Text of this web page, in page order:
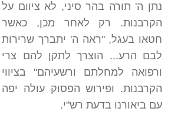
נתן ה' תורה בהר סיני, לא ציוום על
הקרבנות. רק לאחר מכן, כאשר
חטאו בעגל, "ראה ה' יתברך שרירות
לבם הרע... הוצרך לתקן להם צרי
ורפואה למחלתם ורשעיהם" בציווי
הקרבנות. ופירוש הפסוק עולה יפה
עם ביאורנו בדעת רש"י.